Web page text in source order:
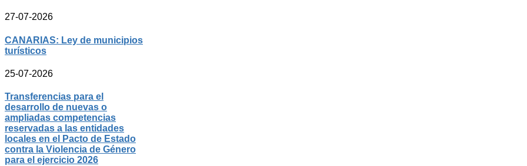
27-07-2026
CANARIAS: Ley de municipios
turísticos
25-07-2026
Transferencias para el
desarrollo de nuevas o
ampliadas competencias
reservadas a las entidades
locales en el Pacto de Estado
contra la Violencia de Género
para el ejercicio 2026